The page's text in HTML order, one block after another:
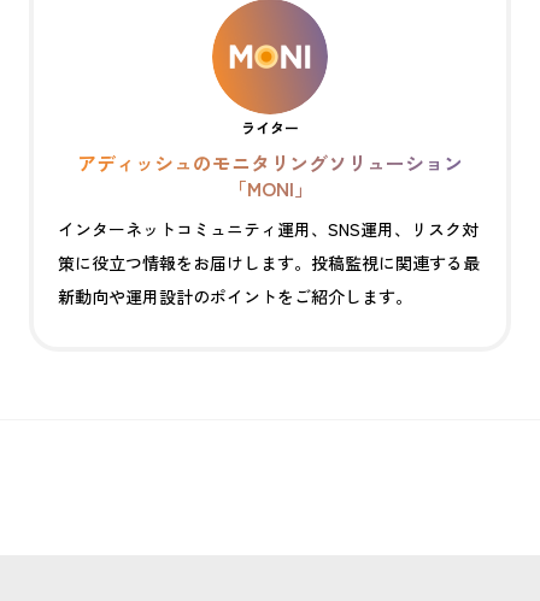
ライター
アディッシュのモニタリングソリューション
「MONI」
インターネットコミュニティ運用、SNS運用、リスク対
策に役立つ情報をお届けします。投稿監視に関連する最
新動向や運用設計のポイントをご紹介します。